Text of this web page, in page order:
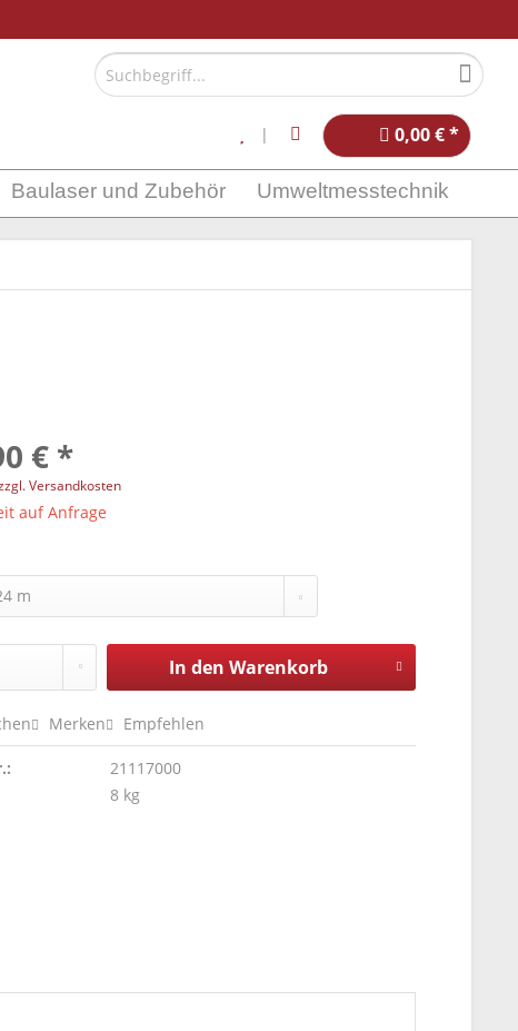
0,00 € *
Baulaser und Zubehör Umweltmesstechnik
€ *
Versandkosten
auf Anfrage
In den Warenkorb
Merken Empfehlen
21117000
8 kg